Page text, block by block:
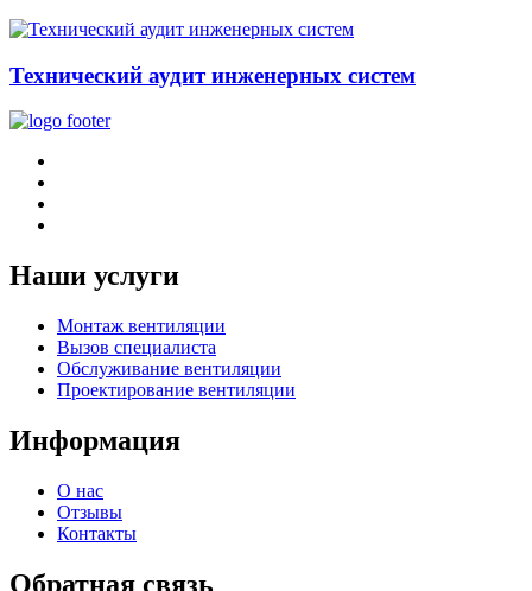
Технический аудит инженерных систем
Наши услуги
Монтаж вентиляции
Вызов специалиста
Обслуживание вентиляции
Проектирование вентиляции
Информация
О нас
Отзывы
Контакты
Обратная связь